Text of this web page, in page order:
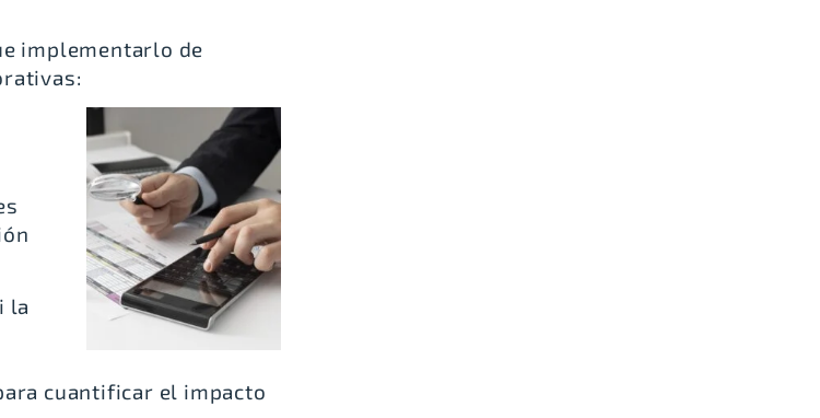
implementarlo de
la
cuantificar el impacto